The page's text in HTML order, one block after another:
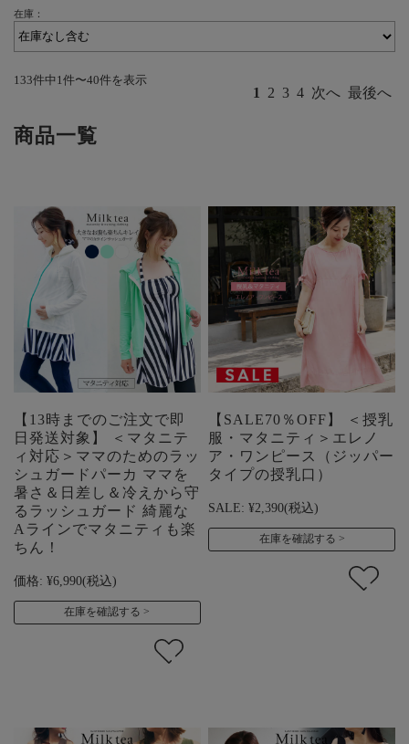
在庫：
133件中1件〜40件を表示
1 2 3 4 次へ 最後へ
商品一覧
【13時までのご注文で即
日発送対象】 ＜マタニテ
ィ対応＞ママのためのラッ
シュガードパーカ ママを
暑さ＆日差し＆冷えから守
るラッシュガード 綺麗な
Aラインでマタニティも楽
ちん！
価格: ¥6,990(税込)
在庫を確認する
【SALE70％OFF】 ＜授乳
服・マタニティ＞エレノ
ア・ワンピース（ジッパー
タイプの授乳口）
SALE: ¥2,390(税込)
在庫を確認する